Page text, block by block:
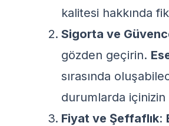
kalitesi hakkında
Sigorta ve
gözden geçirin.
sırasında
durumlarda içinizin
Fiyat ve Şeffaflık: